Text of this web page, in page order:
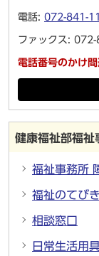
電話: 072-841-
ファックス:
電話番号のかけ
健康福祉部福祉
福祉事務所
福祉のてび
相談窓口
日常生活用